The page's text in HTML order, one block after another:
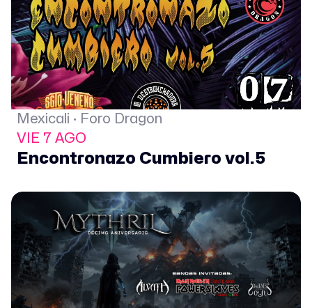
Mexicali · Foro Dragon
VIE 7 AGO
Encontronazo Cumbiero vol.5